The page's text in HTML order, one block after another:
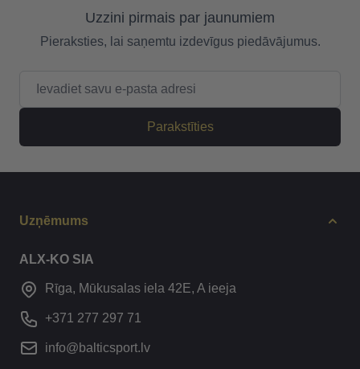
Uzzini pirmais par jaunumiem
Pieraksties, lai saņemtu izdevīgus piedāvājumus.
Parakstīties
Uzņēmums
ALX-KO SIA
Rīga, Mūkusalas iela 42E, A ieeja
+371 277 297 71
info@balticsport.lv